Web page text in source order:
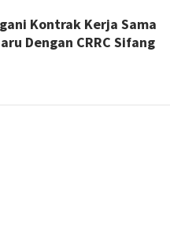
Kontrak Kerja Sama
Dengan CRRC Sifang